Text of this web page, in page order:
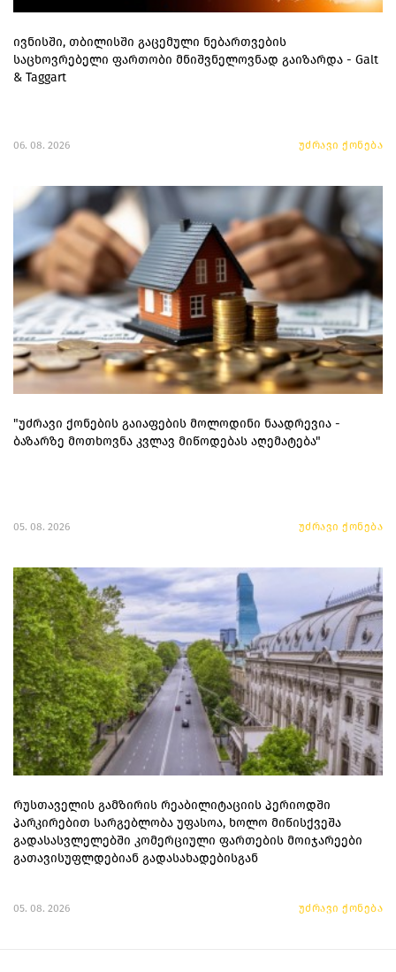
ივნისში, თბილისში გაცემული ნებართვების
საცხოვრებელი ფართობი მნიშვნელოვნად გაიზარდა - Galt
& Taggart
06. 08. 2026 უძრავი ქონება
"უძრავი ქონების გაიაფების მოლოდინი ნაადრევია -
ბაზარზე მოთხოვნა კვლავ მიწოდებას აღემატება"
05. 08. 2026 უძრავი ქონება
რუსთაველის გამზირის რეაბილიტაციის პერიოდში
პარკირებით სარგებლობა უფასოა, ხოლო მიწისქვეშა
გადასასვლელებში კომერციული ფართების მოიჯარეები
გათავისუფლდებიან გადასახადებისგან
05. 08. 2026 უძრავი ქონება